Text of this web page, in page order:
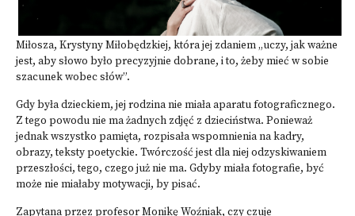
Miłosza, Krystyny Miłobędzkiej, która jej zdaniem „uczy, jak ważne
jest, aby słowo było precyzyjnie dobrane, i to, żeby mieć w sobie
szacunek wobec słów”.
Gdy była dzieckiem, jej rodzina nie miała aparatu fotograficznego.
Z tego powodu nie ma żadnych zdjęć z dzieciństwa. Ponieważ
jednak wszystko pamięta, rozpisała wspomnienia na kadry,
obrazy, teksty poetyckie. Twórczość jest dla niej odzyskiwaniem
przeszłości, tego, czego już nie ma. Gdyby miała fotografie, być
może nie miałaby motywacji, by pisać.
Zapytana przez profesor Monikę Woźniak, czy czuje